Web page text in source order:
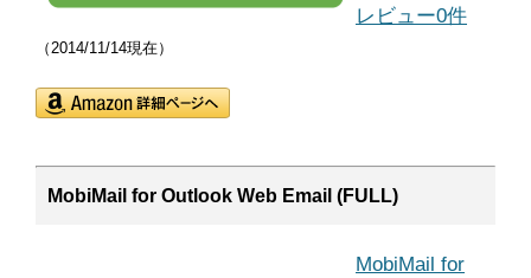
レビュー0件
（2014/11/14現在）
MobiMail for Outlook Web Email (FULL)
MobiMail for